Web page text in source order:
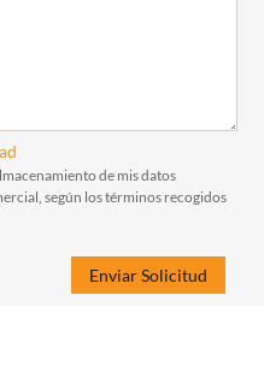
de mis datos
según los términos recogidos